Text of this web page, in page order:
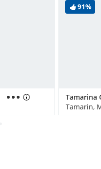
91%
Tamarin,